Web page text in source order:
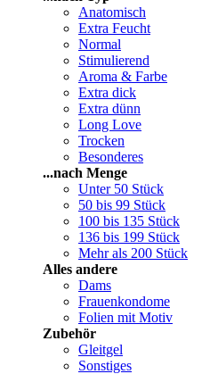
Anatomisch
Extra Feucht
Normal
Stimulierend
Aroma & Farbe
Extra dick
Extra dünn
Long Love
Trocken
Besonderes
...nach Menge
Unter 50 Stück
50 bis 99 Stück
100 bis 135 Stück
136 bis 199 Stück
Mehr als 200 Stück
Alles andere
Dams
Frauenkondome
Folien mit Motiv
Zubehör
Gleitgel
Sonstiges